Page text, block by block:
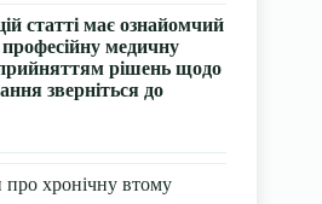
статті має ознайомчий
медичну
рішень щодо
зверніться до
про хронічну втому